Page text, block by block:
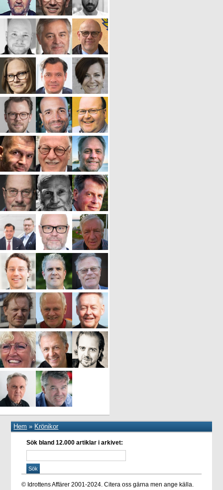
Hem » Krönikor
Sök bland 12.000 artiklar i arkivet:
© Idrottens Affärer 2001-2024. Citera oss gärna men ange källa.